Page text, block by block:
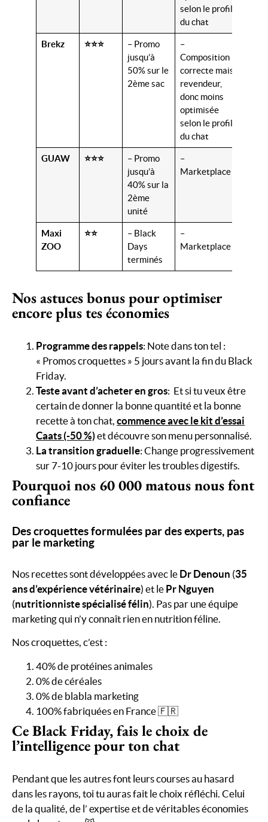
selon le profil
du chat
Brekz ⭐⭐⭐
– Promo
jusqu’à
50% sur le
2ème sac
–
Composition
correcte mais
revendeur,
donc moins
optimisée
selon le profil
du chat
GUAW ⭐⭐⭐
– Promo
jusqu’à
40% sur la
2ème
unité
–
Marketplace
Maxi
ZOO
⭐⭐
– Black
Days
terminés
–
Marketplace
Nos astuces bonus pour optimiser
encore plus tes économies
Programme des rappels: Note dans ton tel :
« Promos croquettes » 5 jours avant la fin du Black
Friday.
Teste avant d’acheter en gros: Et si tu veux être
certain de donner la bonne quantité et la bonne
recette à ton chat, commence avec le kit d’essai
Caats (-50 %)et découvre son menu personnalisé.
La transition graduelle: Change progressivement
sur 7-10 jours pour éviter les troubles digestifs.
Pourquoi nos 60 000 matous nous font
confiance
Des croquettes formulées par des experts, pas
par le marketing
Nos recettes sont développées avec le Dr Denoun (35
ans d’expérience vétérinaire) et le Pr Nguyen
(nutritionniste spécialisé félin). Pas par une équipe
marketing qui n’y connaît rien en nutrition féline.
Nos croquettes, c’est :
40% de protéines animales
0% de céréales
0% de blabla marketing
100% fabriquées en France 🇫🇷
Ce Black Friday, fais le choix de
l’intelligence pour ton chat
Pendant que les autres font leurs courses au hasard
dans les rayons, toi tu auras fait le choix réfléchi. Celui
de la qualité, de l’ expertise et de véritables économies